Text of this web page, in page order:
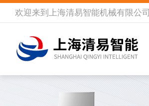
欢迎来到 上海清易智能机械有限公司